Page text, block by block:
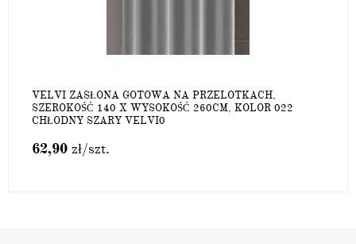
VELVI ZASŁONA GOTOWA NA PRZELOTKACH,
SZEROKOŚĆ 140 X WYSOKOŚĆ 260CM, KOLOR 022
CHŁODNY SZARY VELVI0
62,90 zł/szt.